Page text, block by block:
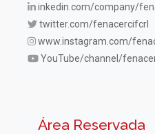
inkedin.com/company/
twitter.com/fenacercifcrl
www.instagram.com/
YouTube/channel/
Área Reservada